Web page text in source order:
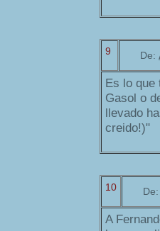
9 De:
Es lo
Gasol o
llevado
creido!)"
10 De:
A